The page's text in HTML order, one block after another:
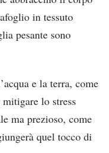
in tessuto
pesante sono
e la terra, come
lo stress
ma prezioso, come
quel tocco di